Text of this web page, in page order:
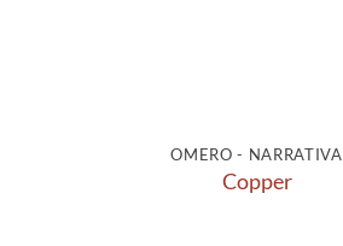
OMERO - NARRATIVA
Copper